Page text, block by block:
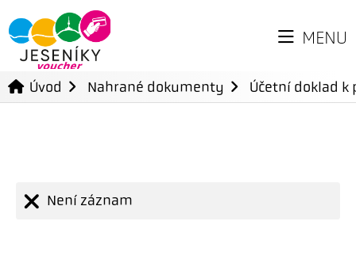
MENU
Úvod Nahrané dokumenty Účetní doklad
Není záznam